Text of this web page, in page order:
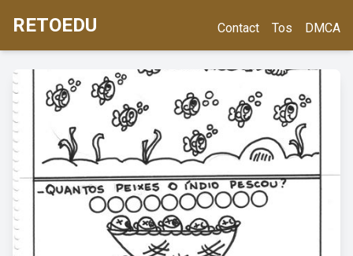
RETOEDU Contact Tos DMCA